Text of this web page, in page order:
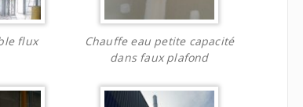
flux
Chauffe eau petite capacité
dans faux plafond